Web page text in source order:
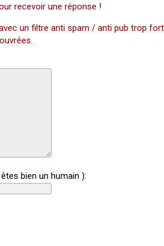
recevoir une réponse !
un filtre anti spam / anti pub trop
bien un humain ):